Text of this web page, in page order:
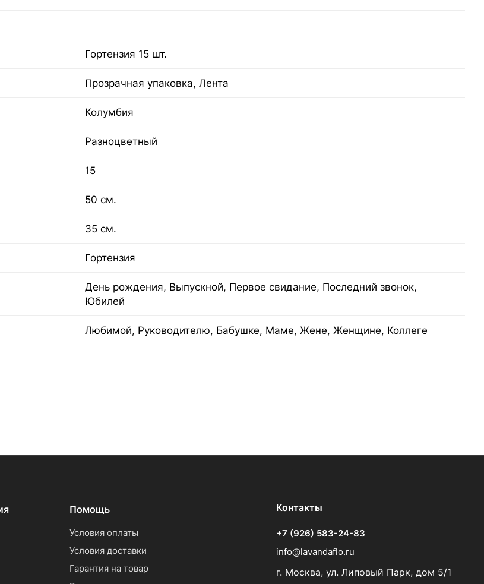
Гортензия 15 шт.
Прозрачная упаковка, Лента
Колумбия
Разноцветный
15
50 см.
35 см.
Гортензия
День рождения, Выпускной, Первое свидание, Последний звонок,
Юбилей
Любимой, Руководителю, Бабушке, Маме, Жене, Женщине, Коллеге
Помощь
Условия оплаты
Условия доставки
Гарантия на товар
Контакты
+7 (926) 583-24-83
info@lavandaflo.ru
г. Москва, ул. Липовый Парк, дом 5/1